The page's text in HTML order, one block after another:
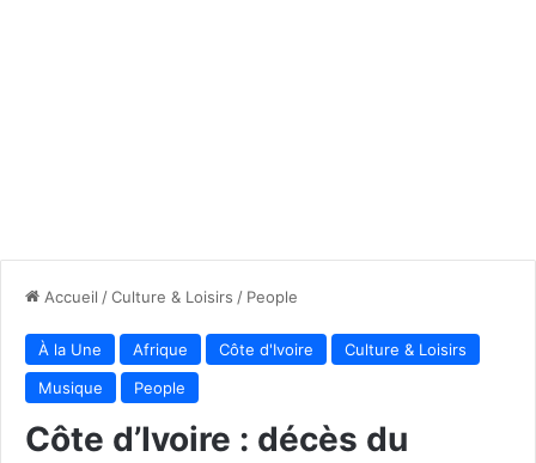
Accueil /Culture & Loisirs / People
À la Une Afrique Côte d'Ivoire
Culture & Loisirs
Musique
People
Côte d’Ivoire : décès du